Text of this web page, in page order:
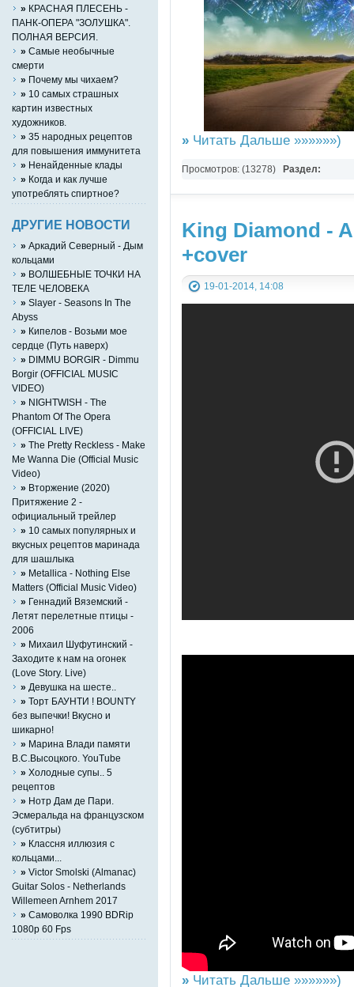
» Читать Дальше »»»»»»)
Просмотров: (13278)
Раздел:
King Diamond -
+cover
19-01-2014, 14:08
» Читать Дальше »»»»»»)
» КРАСНАЯ ПЛЕСЕНЬ -
ПАНК-ОПЕРА "ЗОЛУШКА".
ПОЛНАЯ ВЕРСИЯ.
» Самые необычные
смерти
» Почему мы чихаем?
» 10 самых страшных
картин известных
художников.
» 35 народных рецептов
для повышения иммунитета
» Ненайденные клады
» Когда и как лучше
употреблять спиртное?
ДРУГИЕ НОВОСТИ
» Аркадий Северный - Дым
кольцами
» ВОЛШЕБНЫЕ ТОЧКИ НА
ТЕЛЕ ЧЕЛОВЕКА
» Slayer - Seasons In The
Abyss
» Кипелов - Возьми мое
сердце (Путь наверх)
» DIMMU BORGIR - Dimmu
Borgir (OFFICIAL MUSIC
VIDEO)
» NIGHTWISH - The
Phantom Of The Opera
(OFFICIAL LIVE)
» The Pretty Reckless - Make
Me Wanna Die (Official Music
Video)
» Вторжение (2020)
Притяжение 2 -
официальный трейлер
» 10 самых популярных и
вкусных рецептов маринада
для шашлыка
» Metallica - Nothing Else
Matters (Official Music Video)
» Геннадий Вяземский -
Летят перелетные птицы -
2006
» Михаил Шуфутинский -
Заходите к нам на огонек
(Love Story. Live)
» Девушка на шесте..
» Торт БАУНТИ ! BOUNTY
без выпечки! Вкусно и
шикарно!
» Марина Влади памяти
В.С.Высоцкого. YouTube
» Холодные супы.. 5
рецептов
» Нотр Дам де Пари.
Эсмеральда на французском
(субтитры)
» Классня иллюзия с
кольцами...
» Victor Smolski (Almanac)
Guitar Solos - Netherlands
Willemeen Arnhem 2017
» Самоволка 1990 BDRip
1080p 60 Fps